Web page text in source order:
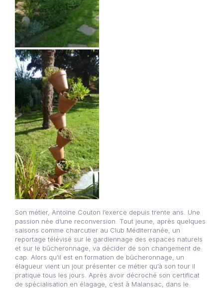
Son métier, Antoine Couton l’exerce depuis trente ans. Une
passion née d’une reconversion. Tout jeune, après quelques
saisons comme charcutier au Club Méditerranée, un
reportage télévisé sur le gardiennage des espaces naturels
et sur le bûcheronnage, va décider de son changement de
cap. Alors qu’il est en formation de bûcheronnage, un
élagueur vient un jour présenter ce métier qu’à son tour il
pratique tous les jours. Après avoir décroché son certificat
de spécialisation en élagage, c’est à Malansac, dans le